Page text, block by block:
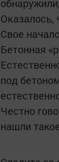
Оказалось,
Свое
Бетонная
под
Честно
нашли